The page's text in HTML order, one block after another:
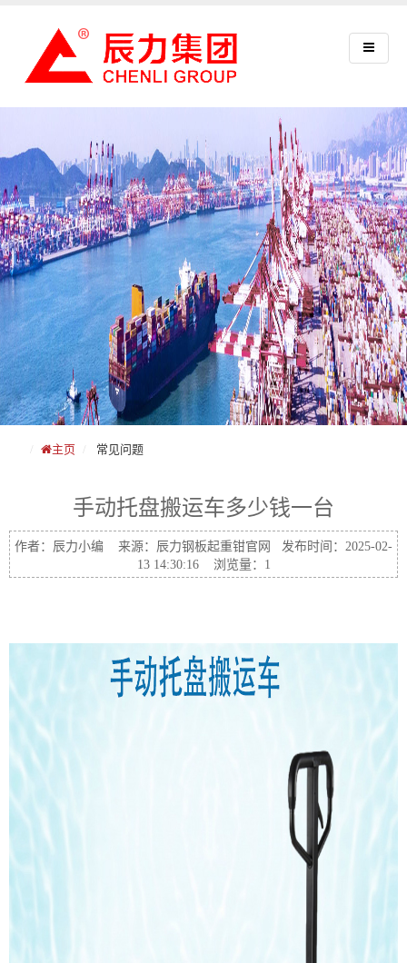
主页 常见问题
手动托盘搬运车多少钱一台
作者：辰力小编 来源：辰力钢板起重钳官网 发布时间：2025-02-
13 14:30:16 浏览量：1